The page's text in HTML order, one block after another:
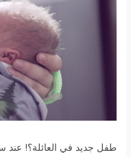
طفل جديد في العائلة؟! عند